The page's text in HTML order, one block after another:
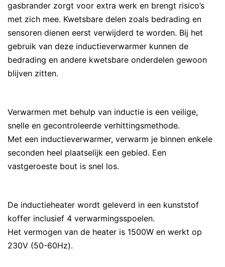
gasbrander zorgt voor extra werk en brengt risico’s
met zich mee. Kwetsbare delen zoals bedrading en
sensoren dienen eerst verwijderd te worden. Bij het
gebruik van deze inductieverwarmer kunnen de
bedrading en andere kwetsbare onderdelen gewoon
blijven zitten.
Verwarmen met behulp van inductie is een veilige,
snelle en gecontroleerde verhittingsmethode.
Met een inductieverwarmer, verwarm je binnen enkele
seconden heel plaatselijk een gebied. Een
vastgeroeste bout is snel los.
De inductieheater wordt geleverd in een kunststof
koffer inclusief 4 verwarmingsspoelen.
Het vermogen van de heater is 1500W en werkt op
230V (50-60Hz).